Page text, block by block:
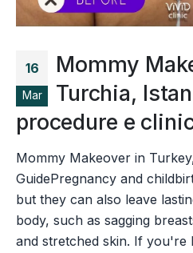
16
Mar
Mommy
Turchia,
procedure e
Mommy Makeover in
GuidePregnancy and
but they can also leave
body, such as sagging
and stretched skin. If